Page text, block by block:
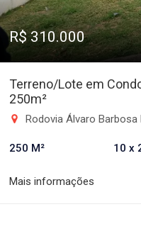
R$ 310.000
Terreno/Lote em
250m²
Rodovia Álvaro Barbosa Lima - Vila
250 M² 10 x
Mais informações